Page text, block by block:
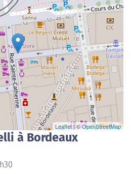
Leaflet| ©OpenStreetMap
à Bordeaux